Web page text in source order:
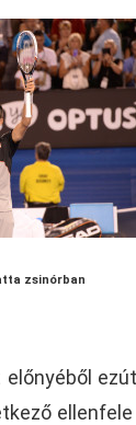
zsinórban
előnyéből
ellenfele